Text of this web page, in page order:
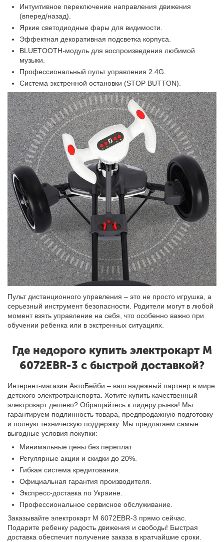
Интуитивное переключение направления движения
(вперед/назад).
Яркие светодиодные фары для видимости.
Эффектная декоративная подсветка корпуса.
BLUETOOTH-модуль для воспроизведения любимой
музыки.
Профессиональный пульт управления 2.4G.
Система экстренной остановки (STOP BUTTON).
Пульт дистанционного управления – это не просто игрушка, а
серьезный инструмент безопасности. Родители могут в любой
момент взять управление на себя, что особенно важно при
обучении ребенка или в экстренных ситуациях.
Где недорого купить электрокарт M
6072EBR-3 с быстрой доставкой?
Интернет-магазин АвтоБейби – ваш надежный партнер в мире
детского электротранспорта. Хотите купить качественный
электрокарт дешево? Обращайтесь к лидеру рынка! Мы
гарантируем подлинность товара, предпродажную подготовку
и полную техническую поддержку. Мы предлагаем самые
выгодные условия покупки:
Минимальные цены без переплат.
Регулярные акции и скидки до 20%.
Гибкая система кредитования.
Официальная гарантия производителя.
Экспресс-доставка по Украине.
Профессиональное сервисное обслуживание.
Заказывайте электрокарт M 6072EBR-3 прямо сейчас.
Подарите ребенку радость движения и свободы! Быстрая
доставка обеспечит получение заказа в кратчайшие сроки.